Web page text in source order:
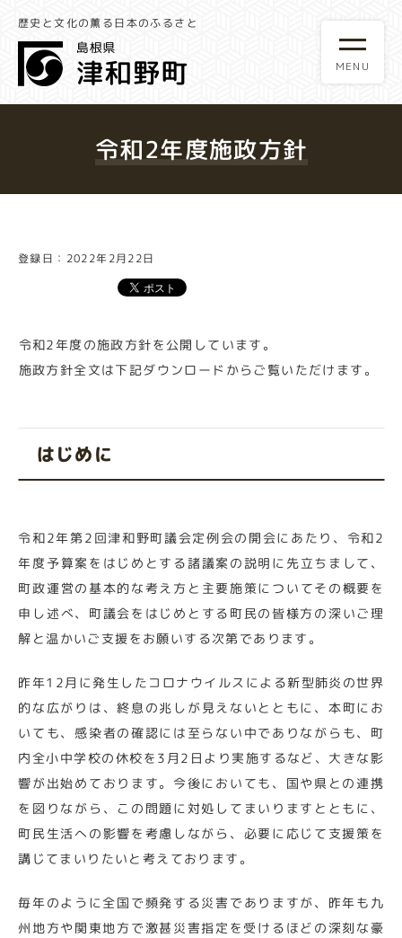
歴史と文化の薫る日本のふるさと
令和2年度施政方針
登録日：2022年2月22日
令和2年度の施政方針を公開しています。
施政方針全文は下記ダウンロードからご覧いただけます。
はじめに
令和2年第2回津和野町議会定例会の開会にあたり、令和2
年度予算案をはじめとする諸議案の説明に先立ちまして、
町政運営の基本的な考え方と主要施策についてその概要を
申し述べ、町議会をはじめとする町民の皆様方の深いご理
解と温かいご支援をお願いする次第であります。
昨年12月に発生したコロナウイルスによる新型肺炎の世界
的な広がりは、終息の兆しが見えないとともに、本町にお
いても、感染者の確認には至らない中でありながらも、町
内全小中学校の休校を3月2日より実施するなど、大きな影
響が出始めております。今後においても、国や県との連携
を図りながら、この問題に対処してまいりますとともに、
町民生活への影響を考慮しながら、必要に応じて支援策を
講じてまいりたいと考えております。
毎年のように全国で頻発する災害でありますが、昨年も九
州地方や関東地方で激甚災害指定を受けるほどの深刻な豪